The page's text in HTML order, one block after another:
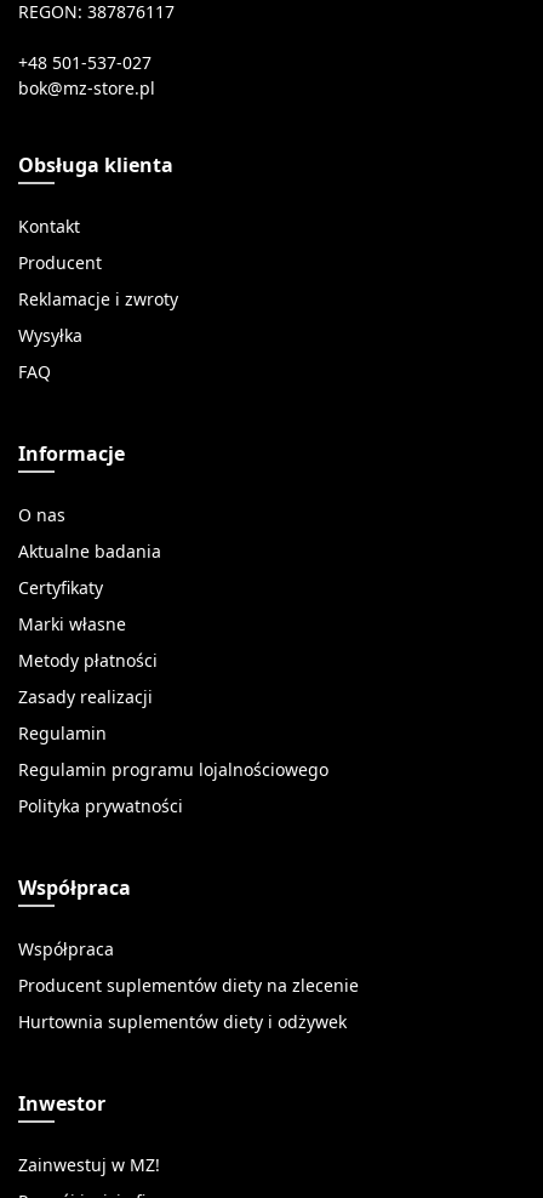
REGON: 387876117
+48 501-537-027
Obsługa klienta
Kontakt
Producent
Reklamacje i zwroty
Wysyłka
FAQ
Informacje
O nas
Aktualne badania
Certyfikaty
Marki własne
Metody płatności
Zasady realizacji
Regulamin
Regulamin programu lojalnościowego
Polityka prywatności
Współpraca
Współpraca
Producent suplementów diety na zlecenie
Hurtownia suplementów diety i odżywek
Inwestor
Zainwestuj w MZ!